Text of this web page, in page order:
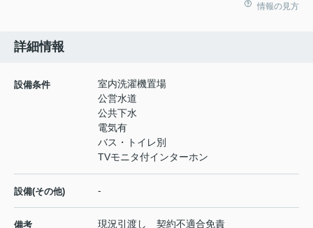
情報の見方
詳細情報
設備条件
室内洗濯機置場
公営水道
公共下水
電気有
バス・トイレ別
TVモニタ付インターホン
設備(その他) -
備考 現況引渡し 契約不適合免責